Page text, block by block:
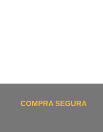
COMPRA SEGURA